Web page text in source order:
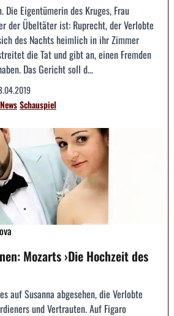
Die Eigentümerin des Kruges, Frau
der Übeltäter ist: Ruprecht, der Verlobte
des Nachts heimlich in ihr Zimmer
die Tat und gibt an, einen Fremden
Das Gericht soll d...
NewsSchauspiel
Mozarts ›Die Hochzeit des
auf Susanna abgesehen, die Verlobte
und Vertrauten. Auf Figaro